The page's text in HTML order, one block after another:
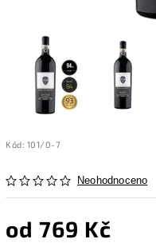
Kód: 101/0-7
Neohodnoceno
od 769 Kč